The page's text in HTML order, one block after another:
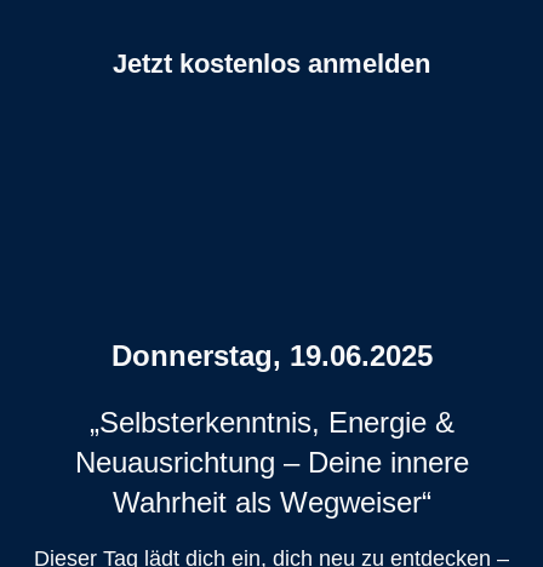
Jetzt kostenlos anmelden
Donnerstag, 19.06.2025
„Selbsterkenntnis, Energie &
Neuausrichtung – Deine innere
Wahrheit als Wegweiser“
Dieser Tag lädt dich ein, dich neu zu entdecken –